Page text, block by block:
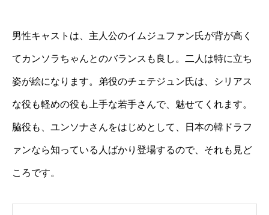
男性キャストは、主人公のイムジュファン氏が背が高く
てカンソラちゃんとのバランスも良し。二人は特に立ち
姿が絵になります。弟役のチェテジュン氏は、シリアス
な役も軽めの役も上手な若手さんで、魅せてくれます。
脇役も、ユンソナさんをはじめとして、日本の韓ドラフ
ァンなら知っている人ばかり登場するので、それも見ど
ころです。